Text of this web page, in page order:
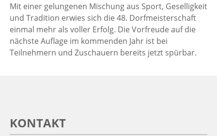
Mit einer gelungenen Mischung aus Sport, Geselligkeit
und Tradition erwies sich die 48. Dorfmeisterschaft
einmal mehr als voller Erfolg. Die Vorfreude auf die
nächste Auflage im kommenden Jahr ist bei
Teilnehmern und Zuschauern bereits jetzt spürbar.
KONTAKT